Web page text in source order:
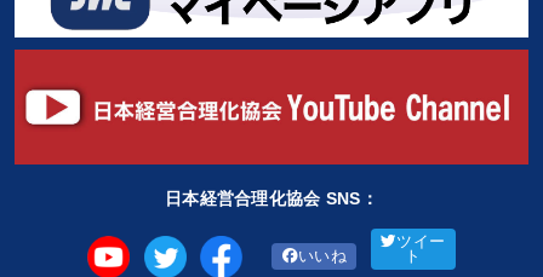
日本経営合理化協会 SNS：
いいね
ツイー
ト